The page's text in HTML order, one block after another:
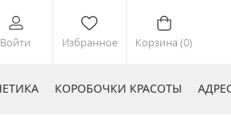
Войти Избранное Корзина (0)
КОРОБОЧКИ КРАСОТЫ